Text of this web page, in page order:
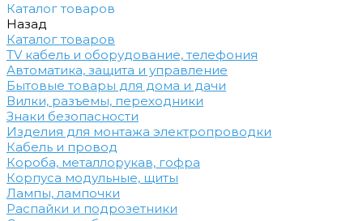
Каталог товаров
Назад
Каталог товаров
TV кабель и оборудование, телефония
Автоматика, защита и управление
Бытовые товары для дома и дачи
Вилки, разъемы, переходники
Знаки безопасности
Изделия для монтажа электропроводки
Кабель и провод
Короба, металлорукав, гофра
Корпуса модульные, щиты
Лампы, лампочки
Распайки и подрозетники